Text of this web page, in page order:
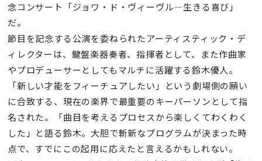
念コンサート「ジョワ・ド・ヴィーヴル―生きる喜び」
だ。
節目を記念する公演を委ねられたアーティスティック・デ
ィレクターは、鍵盤楽器奏者、指揮者として、また作曲家
やプロデューサーとしてもマルチに活躍する鈴木優人。
「新しい才能をフィーチュアしたい」という劇場側の願い
に合致する、現在の楽界で最重要のキーパーソンとして指
名された。「曲目を考えるプロセスから楽しくてわくわく
した」と語る鈴木。大胆で斬新なプログラムが決まった時
点で、すでにこの起用に応えたと言えるかもしれない。